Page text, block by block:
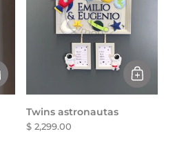
Twins astronautas
$ 2,299.00